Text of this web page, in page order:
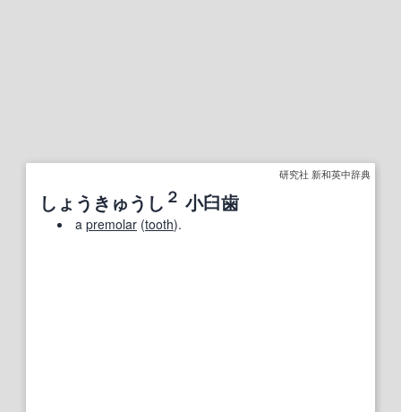
研究社 新和英中辞典
しょうきゅうし ２ 小臼歯
a premolar (tooth).